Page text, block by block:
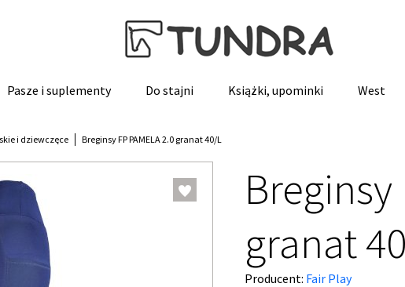
Pasze i suplementy Do stajni Książki, upominki West
i dziewczęce Breginsy FP PAMELA 2.0 granat 40/L
Breginsy
granat
Producent: Fair Play